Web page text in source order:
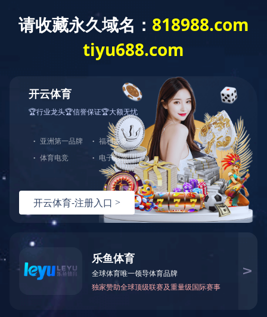
网站首页 关于我们 产品中心